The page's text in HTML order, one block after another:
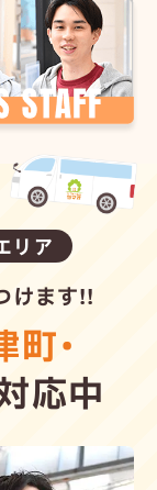
リア
けます!!
町・
応中